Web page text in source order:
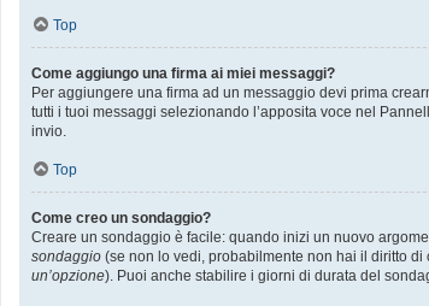
Top
Come aggiungo una firma ai miei messaggi?
Per aggiungere una firma ad un messaggio devi prima
tutti i tuoi messaggi selezionando l’apposita voce nel
invio.
Top
Come creo un sondaggio?
Creare un sondaggio è facile: quando inizi un nuovo
sondaggio (se non lo vedi, probabilmente non hai il diritto
un’opzione). Puoi anche stabilire i giorni di durata del